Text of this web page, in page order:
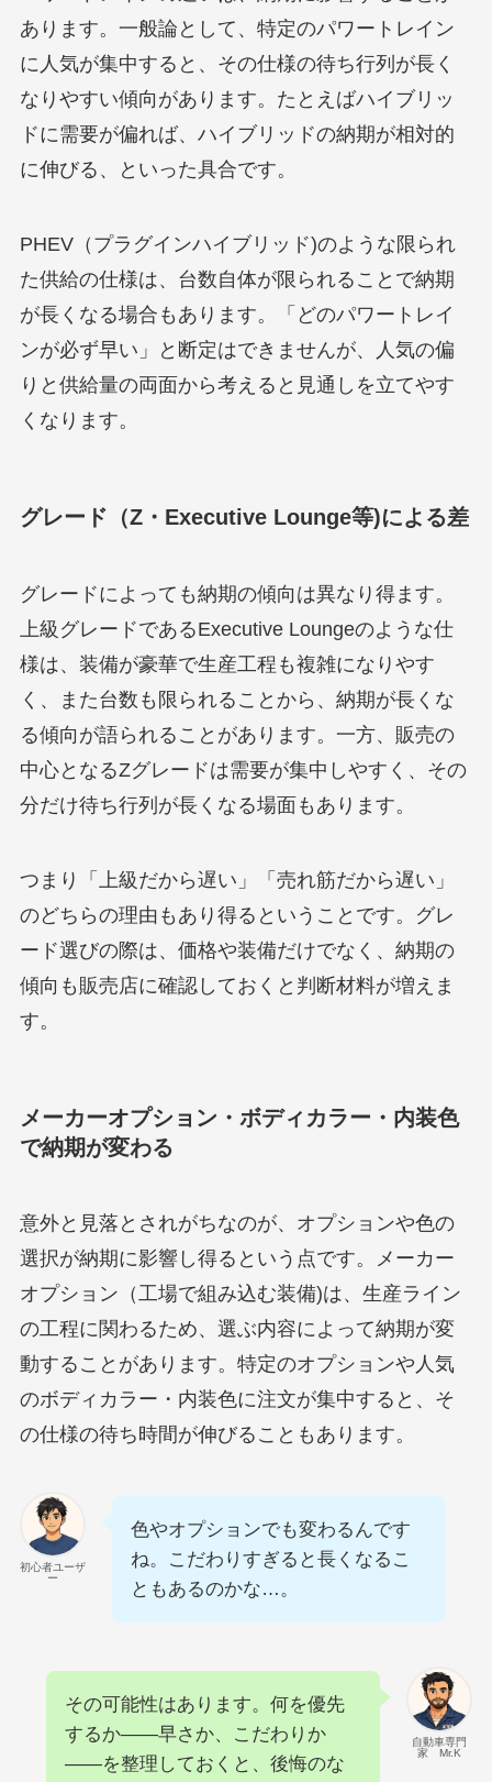
あります。一般論として、特定のパワートレイン
に人気が集中すると、その仕様の待ち行列が長く
なりやすい傾向があります。たとえばハイブリッ
ドに需要が偏れば、ハイブリッドの納期が相対的
に伸びる、といった具合です。
PHEV（プラグインハイブリッド)のような限られ
た供給の仕様は、台数自体が限られることで納期
が長くなる場合もあります。「どのパワートレイ
ンが必ず早い」と断定はできませんが、人気の偏
りと供給量の両面から考えると見通しを立てやす
くなります。
グレード（Z・Executive Lounge等)による差
グレードによっても納期の傾向は異なり得ます。
上級グレードであるExecutive Loungeのような仕
様は、装備が豪華で生産工程も複雑になりやす
く、また台数も限られることから、納期が長くな
る傾向が語られることがあります。一方、販売の
中心となるZグレードは需要が集中しやすく、その
分だけ待ち行列が長くなる場面もあります。
つまり「上級だから遅い」「売れ筋だから遅い」
のどちらの理由もあり得るということです。グレ
ード選びの際は、価格や装備だけでなく、納期の
傾向も販売店に確認しておくと判断材料が増えま
す。
メーカーオプション・ボディカラー・内装色
で納期が変わる
意外と見落とされがちなのが、オプションや色の
選択が納期に影響し得るという点です。メーカー
オプション（工場で組み込む装備)は、生産ライン
の工程に関わるため、選ぶ内容によって納期が変
動することがあります。特定のオプションや人気
のボディカラー・内装色に注文が集中すると、そ
の仕様の待ち時間が伸びることもあります。
初心者ユーザ
ー
色やオプションでも変わるんです
ね。こだわりすぎると長くなるこ
ともあるのかな…。
自動車専門
家 Mr.K
その可能性はあります。何を優先
するか――早さか、こだわりか
――を整理しておくと、後悔のな